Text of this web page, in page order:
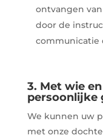
ontvangen
door de
communicatie
3. Met wie
persoonlijke
We kunnen uw
met onze